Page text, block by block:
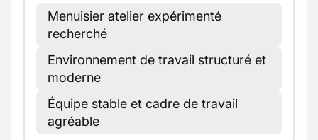
Menuisier atelier expérimenté
recherché
Environnement de travail structuré et
moderne
Équipe stable et cadre de travail
agréable